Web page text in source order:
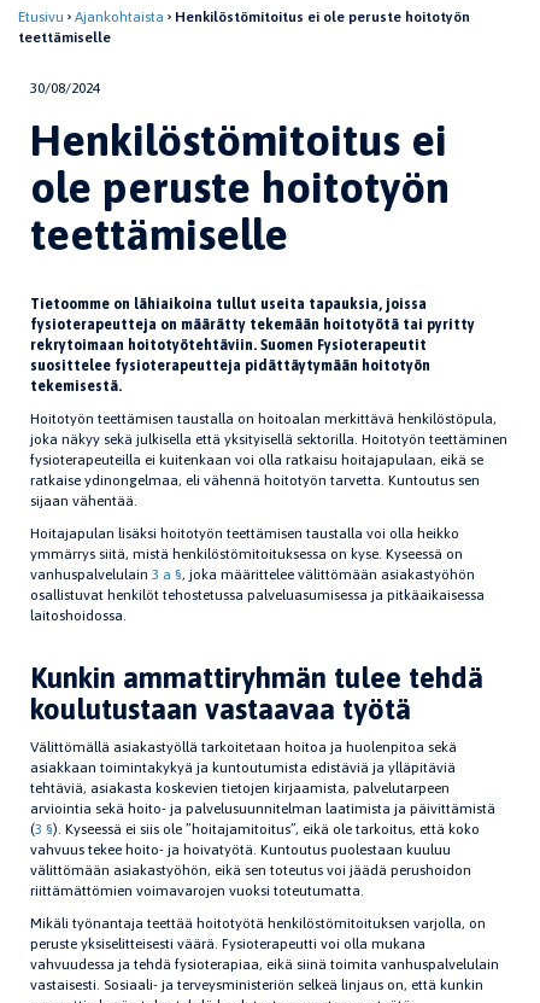
Etusivu Ajankohtaista
Henkilöstömitoitus ei ole peruste hoitotyön
teettämiselle
30/08/2024
Henkilöstömitoitus ei
ole peruste hoitotyön
teettämiselle
Tietoomme on lähiaikoina tullut useita tapauksia, joissa
fysioterapeutteja on määrätty tekemään hoitotyötä tai pyritty
rekrytoimaan hoitotyötehtäviin. Suomen Fysioterapeutit
suosittelee fysioterapeutteja pidättäytymään hoitotyön
tekemisestä.
Hoitotyön teettämisen taustalla on hoitoalan merkittävä henkilöstöpula,
joka näkyy sekä julkisella että yksityisellä sektorilla. Hoitotyön teettäminen
fysioterapeuteilla ei kuitenkaan voi olla ratkaisu hoitajapulaan, eikä se
ratkaise ydinongelmaa, eli vähennä hoitotyön tarvetta. Kuntoutus sen
sijaan vähentää.
Hoitajapulan lisäksi hoitotyön teettämisen taustalla voi olla heikko
ymmärrys siitä, mistä henkilöstömitoituksessa on kyse. Kyseessä on
vanhuspalvelulain 3 a §, joka määrittelee välittömään asiakastyöhön
osallistuvat henkilöt tehostetussa palveluasumisessa ja pitkäaikaisessa
laitoshoidossa.
Kunkin ammattiryhmän tulee tehdä
koulutustaan vastaavaa työtä
Välittömällä asiakastyöllä tarkoitetaan hoitoa ja huolenpitoa sekä
asiakkaan toimintakykyä ja kuntoutumista edistäviä ja ylläpitäviä
tehtäviä, asiakasta koskevien tietojen kirjaamista, palvelutarpeen
arviointia sekä hoito- ja palvelusuunnitelman laatimista ja päivittämistä
(3 §). Kyseessä ei siis ole ”hoitajamitoitus”, eikä ole tarkoitus, että koko
vahvuus tekee hoito- ja hoivatyötä. Kuntoutus puolestaan kuuluu
välittömään asiakastyöhön, eikä sen toteutus voi jäädä perushoidon
riittämättömien voimavarojen vuoksi toteutumatta.
Mikäli työnantaja teettää hoitotyötä henkilöstömitoituksen varjolla, on
peruste yksiselitteisesti väärä. Fysioterapeutti voi olla mukana
vahvuudessa ja tehdä fysioterapiaa, eikä siinä toimita vanhuspalvelulain
vastaisesti. Sosiaali- ja terveysministeriön selkeä linjaus on, että kunkin